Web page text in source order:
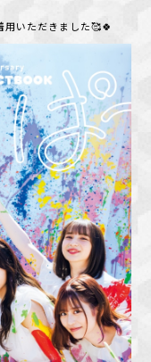
用いただきました🥰🍀